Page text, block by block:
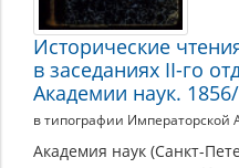
Исторические
в заседаниях II-го
Академии наук.
в типографии Императорской
Академия наук (Санкт-